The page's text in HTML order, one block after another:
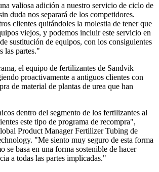
valiosa adición a nuestro servicio de ciclo de
duda nos separará de los competidores.
clientes quitándoles la molestia de tener que
viejos, y podemos incluir este servicio en
sustitución de equipos, con los consiguientes
las partes."
el equipo de fertilizantes de Sandvik
proactivamente a antiguos clientes con
de material de plantas de urea que han
dentro del segmento de los fertilizantes al
este tipo de programa de recompra",
Product Manager Fertilizer Tubing de
"Me siento muy seguro de esta forma
se basa en una forma sostenible de hacer
a todas las partes implicadas."